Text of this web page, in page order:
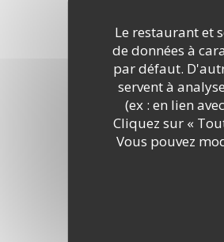
Le restaurant et
de données à
par défaut.
servent à
(ex : en lien
Cliquez sur «
Vous pouvez